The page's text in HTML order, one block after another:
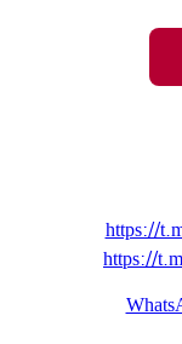
https://
https://